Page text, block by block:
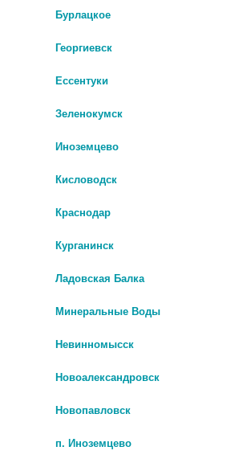
головного мозга
для инъекций
ТАБЛ
Бурлацкое
Георгиевск
Ессентуки
Зеленокумск
Иноземцево
Кисловодск
Краснодар
Курганинск
Ладовская Балка
Минеральные Воды
Невинномысск
Новоалександровск
Новопавловск
п. Иноземцево